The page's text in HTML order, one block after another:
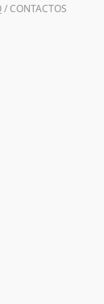
/ CONTACTOS